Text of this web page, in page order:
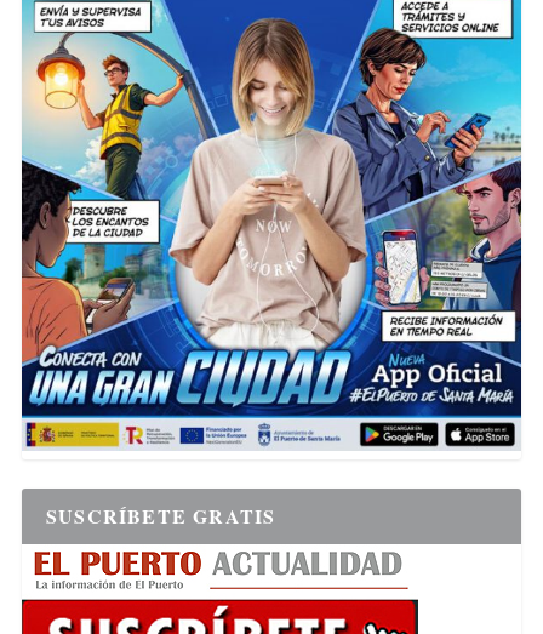
SUSCRÍBETE GRATIS